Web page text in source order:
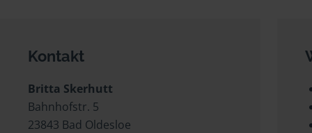
Kontakt
Britta Skerhutt
Bahnhofstr. 5
23843 Bad Oldesloe